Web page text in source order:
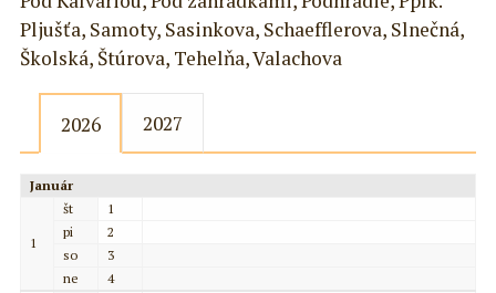
Pljušťa, Samoty, Sasinkova, Schaefflerova, Slnečná,
Školská, Štúrova, Tehelňa, Valachova
2026 2027
Január
1
št
1
pi
2
so
3
ne
4